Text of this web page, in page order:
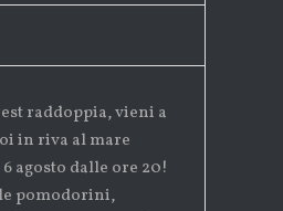
raddoppia, vieni a
in riva al mare
agosto dalle ore 20!
pomodorini,